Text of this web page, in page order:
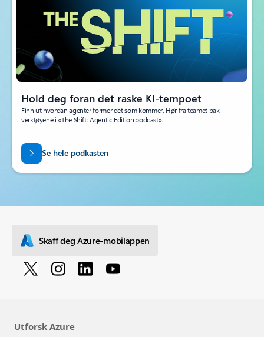
Hold deg foran det raske KI-tempoet
Finn ut hvordan agenter former det som kommer. Hør fra teamet bak
verktøyene i «The Shift: Agentic Edition podcast».
Se hele podkasten
Skaff deg Azure-mobilappen
Utforsk Azure